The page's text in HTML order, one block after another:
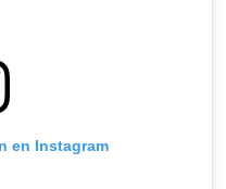
en Instagram